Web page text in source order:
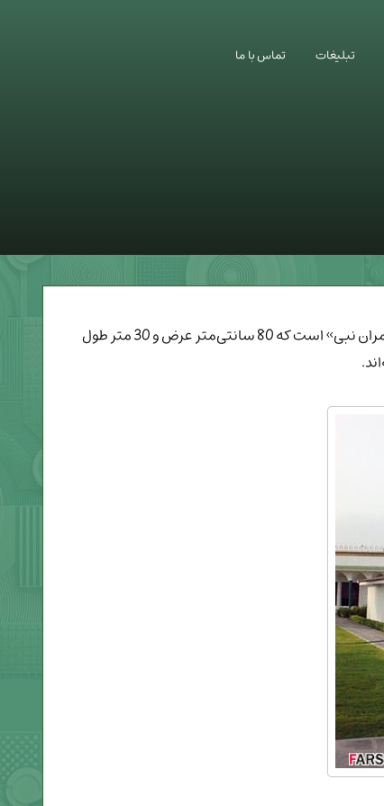
تبلیغات تماس با ما
طویل‌ترین مزار جهان با 30 متر طول در کشور عمان قرار دارد و متعلق به یکی از مشهورترین پیامبران الهی است. این قبر متعلق به «عمران نبی» است که 80 سانتی‌متر عرض و 30 متر طول